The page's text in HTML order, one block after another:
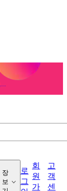
장
보
로
그
회
원
가
고
객
센